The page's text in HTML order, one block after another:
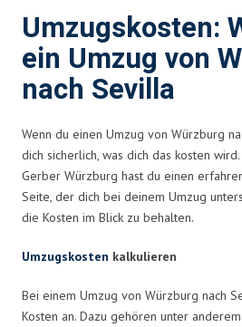
Umzugskosten:
ein Umzug von
nach Sevilla
Wenn du einen Umzug von Würzburg
dich sicherlich, was dich das kosten
Gerber Würzburg hast du einen
Seite, der dich bei deinem Umzug
die Kosten im Blick zu behalten.
Umzugskosten kalkulieren
Bei einem Umzug von Würzburg nach
Kosten an. Dazu gehören unter